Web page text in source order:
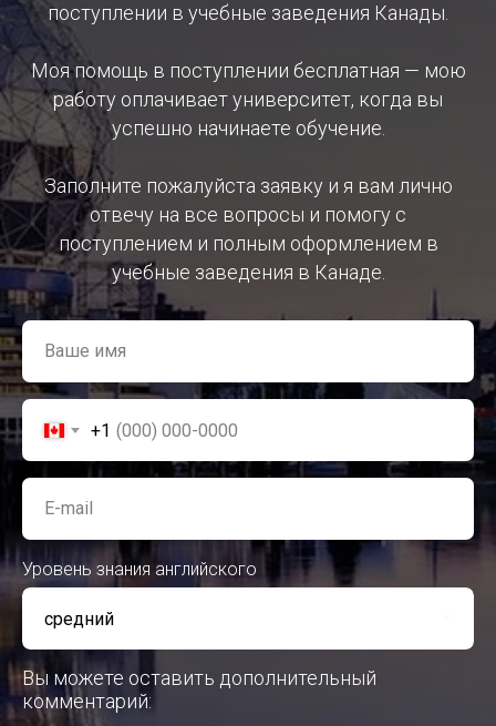
поступлении в учебные заведения Канады.
Моя помощь в поступлении бесплатная — мою
работу оплачивает университет, когда вы
успешно начинаете обучение.
Заполните пожалуйста заявку и я вам лично
отвечу на все вопросы и помогу с
поступлением и полным оформлением в
учебные заведения в Канаде.
Ваше имя
+1
E-mail
Уровень знания английского
Вы можете оставить дополнительный
комментарий: